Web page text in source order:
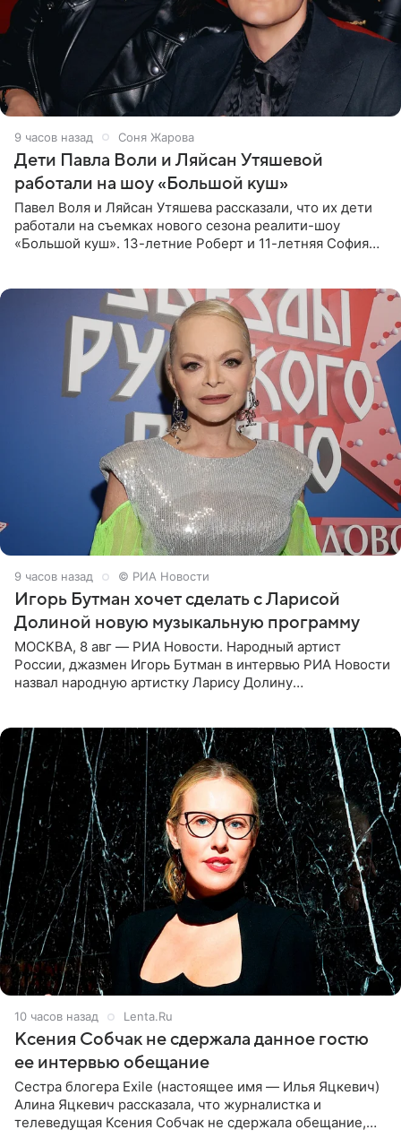
9 часов назад Соня Жарова
Дети Павла Воли и Ляйсан Утяшевой
работали на шоу «Большой куш»
Павел Воля и Ляйсан Утяшева рассказали, что их дети
работали на съемках нового сезона реалити-шоу
«Большой куш». 13-летние Роберт и 11-летняя София
9 часов назад © РИА Новости
Игорь Бутман хочет сделать с Ларисой
Долиной новую музыкальную программу
МОСКВА, 8 авг — РИА Новости. Народный артист
России, джазмен Игорь Бутман в интервью РИА Новости
назвал народную артистку Ларису Долину
10 часов назад Lenta.Ru
Ксения Собчак не сдержала данное гостю
ее интервью обещание
Сестра блогера Exile (настоящее имя — Илья Яцкевич)
Алина Яцкевич рассказала, что журналистка и
телеведущая Ксения Собчак не сдержала обещание,